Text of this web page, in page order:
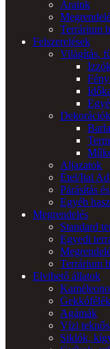
Áraink
Terrárium
Felszerelések
Világítás,
Dekorációk
Aljazatok
Étel/Ital
Párásítás
Egyéb
Megrendelés
Standard
Egyedi
Terrárium
Elvihető állatok
Gekkófélék
Agámák
Vízi
Siklók,